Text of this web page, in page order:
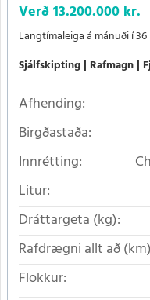
Verð13.200.000 kr.
Langtímaleiga á mánuði í
Sjálfskipting Rafmagn
Afhending:
Birgðastaða:
Innrétting:
Litur:
Dráttargeta (kg):
Rafdrægni allt að
Flokkur: